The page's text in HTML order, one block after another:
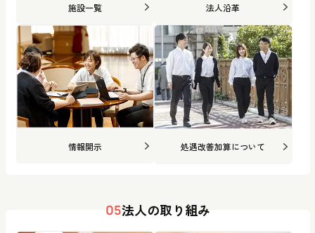
施設一覧 法人沿革
情報開示 処遇改善加算について
05法人の取り組み